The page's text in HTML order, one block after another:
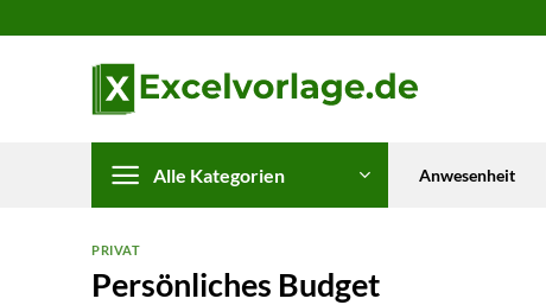
Inhalt
Alle Kategorien Anwesenheit
PRIVAT
Persönliches Budget